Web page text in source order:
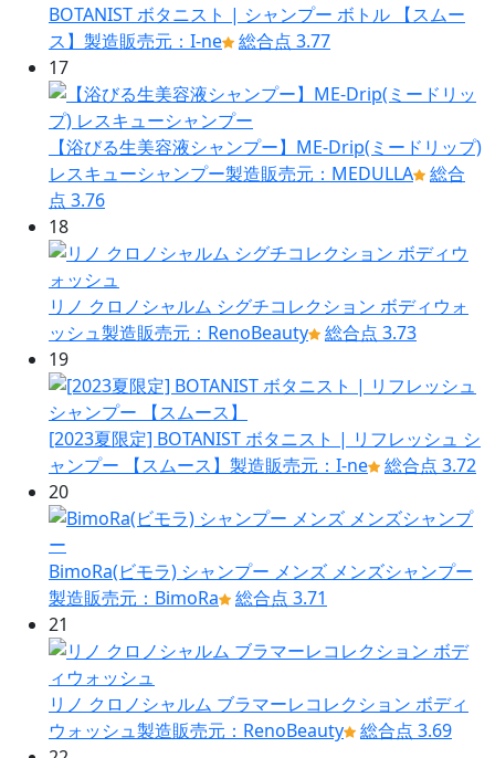
BOTANIST ボタニスト | シャンプー ボトル 【スムー
ス】 製造販売元：I-ne
総合点 3.77
17
【浴びる生美容液シャンプー】ME-Drip(ミードリップ)
レスキューシャンプー製造販売元：MEDULLA
総合
点 3.76
18
リノ クロノシャルム シグチコレクション ボディウォ
ッシュ製造販売元：RenoBeauty
総合点 3.73
19
[2023夏限定] BOTANIST ボタニスト | リフレッシュ シ
ャンプー 【スムース】 製造販売元：I-ne
総合点 3.72
20
BimoRa(ビモラ) シャンプー メンズ メンズシャンプー
製造販売元：BimoRa
総合点 3.71
21
リノ クロノシャルム ブラマーレコレクション ボディ
ウォッシュ製造販売元：RenoBeauty
総合点 3.69